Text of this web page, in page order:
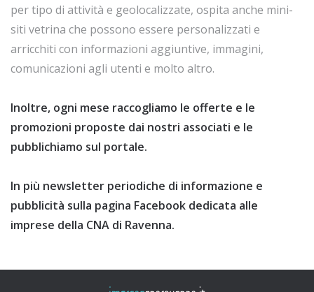
per tipo di attività e geolocalizzate, ospita anche mini-
siti vetrina che possono essere personalizzati e
arricchiti con informazioni aggiuntive, immagini,
comunicazioni agli utenti e molto altro.
Inoltre, ogni mese raccogliamo le offerte e le
promozioni proposte dai nostri associati e le
pubblichiamo sul portale.
In più newsletter periodiche di informazione e
pubblicità sulla pagina Facebook dedicata alle
imprese della CNA di Ravenna.